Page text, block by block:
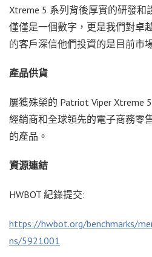
Xtreme 5 系列背後厚實的研發和
僅僅是一個數字，更是我們對卓
的客戶深信他們投資的是目前市
產品供貨
屢獲殊榮的 Patriot Viper Xtreme
經銷商和全球領先的電子商務零
的產品。
資源連結
HWBOT 紀錄提交:
https://hwbot.org/benchmarks/
ns/5921001